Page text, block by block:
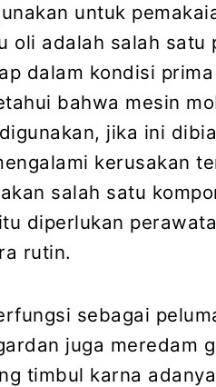
untuk
oli adalah salah satu
dalam kondisi
bahwa mesin
jika ini
kerusakan
salah satu
diperlukan
rutin.
sebagai
juga meredam
timbul karna